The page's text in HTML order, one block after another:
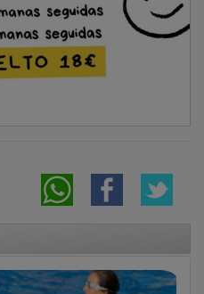
tu salud visual